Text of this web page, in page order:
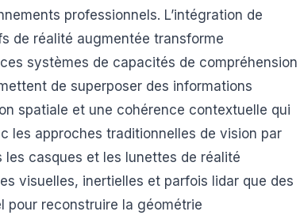
professionnels. L’intégration de
de réalité augmentée transforme
systèmes de capacités de compréhension
de superposer des informations
spatiale et une cohérence contextuelle qui
les approches traditionnelles de vision par
les casques et les lunettes de réalité
visuelles, inertielles et parfois lidar que des
pour reconstruire la géométrie